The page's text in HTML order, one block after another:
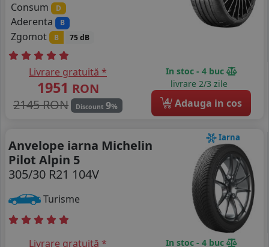
Consum
D
Aderenta B
Zgomot B 75 dB
Livrare gratuită *
1951 RON
2145 RON
Discount 9%
In stoc - 4 buc
livrare 2/3 zile
4 Adauga in cos
Iarna
Anvelope iarna Michelin
Pilot Alpin 5
305/30 R21 104V
Turisme
Livrare gratuită *
In stoc - 4 buc